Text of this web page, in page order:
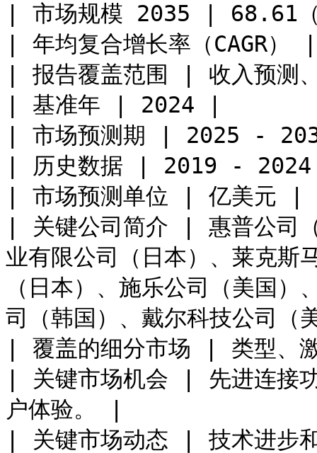
| 市场规模 2035 | 68.61
| 年均复合增长率（CAGR
| 报告覆盖范围 | 收入预测
| 基准年 | 2024 |
| 市场预测期 | 2025 -
| 历史数据 | 2019 -
| 市场预测单位 | 亿美元 |
| 关键公司简介 | 惠普公司
业有限公司（日本）、莱克斯
（日本）、施乐公司（美国
司（韩国）、戴尔科技公司
| 覆盖的细分市场 | 类型、
| 关键市场机会 | 先进连接
户体验。 |
| 关键市场动态 | 技术进步